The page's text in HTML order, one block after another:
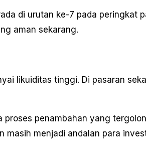
di urutan ke-7 pada peringkat
aman sekarang.
likuiditas tinggi. Di pasaran
proses penambahan yang
masih menjadi andalan para